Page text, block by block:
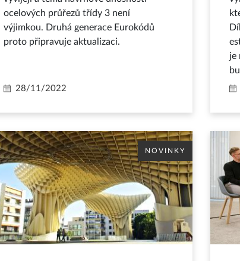
ocelových průřezů třídy 3 není
výjimkou. Druhá generace Eurokódů
proto připravuje aktualizaci.
28/11/2022
je
NOVINKY